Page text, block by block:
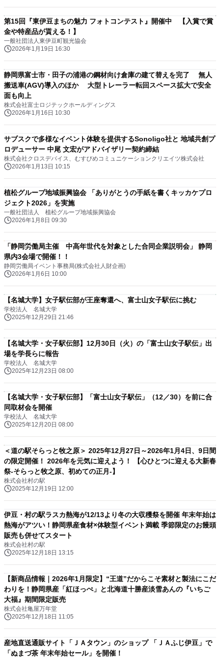
第15回『東伊豆まちの魅力 フォトコンテスト』開催中 【入賞で賞
金や特産品が貰える！】
一般社団法人東伊豆町観光協会
2026年1月19日 16:30
静岡県富士市・田子の浦港の鋼材向け倉庫の建て替えを完了 無人
搬送車(AGV)導入のほか 大型トレーラー転回スペース拡大で安全
面も向上
株式会社富士ロジテックホールディングス
2026年1月16日 10:30
サブスクで多様なイベント体験を提供するSonoligo社と 地域共創プ
ロデューサー 中尾 文宏がアドバイザリー契約締結
株式会社クロスデバイス、むすびめコミュニケーションクリエイツ株式会社
2026年1月13日 10:15
植松グループ地域振興協会 「ありがとうの手紙を書くキッカケプロ
ジェクト2026」を実施
一般社団法人 植松グループ地域振興協会
2026年1月8日 09:30
「静岡労働局主催 中高年世代を対象とした合同企業説明会」 静岡
県内3会場で開催！！
静岡労働局イベント事務局(株式会社人財企画)
2026年1月6日 10:00
【名城大学】女子駅伝部が王座奪還へ、富士山女子駅伝に挑む
学校法人 名城大学
2025年12月29日 21:46
【名城大学・女子駅伝部】12月30日（火）の「富士山女子駅伝」出
場を学長らに報告
学校法人 名城大学
2025年12月23日 08:00
【名城大学・女子駅伝部】「富士山女子駅伝」（12／30）を前に合
同取材会を開催
学校法人 名城大学
2025年12月20日 08:00
＜道の駅そらっと牧之原＞ 2025年12月27日～2026年1月4日、9日間
の限定開催！ 2026年を元気に迎えよう！ 【心ひとつに迎える大新春
祭-そらっと牧之原、初めての正月-】
株式会社村の駅
2025年12月19日 12:00
伊豆・村の駅ラスカ熱海が12/13より冬の大収穫祭を開催 年末年始は
熱海がアツい！静岡県産食材×体験型イベント満載 季節限定のお饅頭
販売も併せてスタート
株式会社村の駅
2025年12月18日 13:15
【新商品情報｜2026年1月限定】“王道”だからこそ素材と製法にこだ
わりを！静岡県産「紅ほっぺ」と北海道十勝産淡雪あんの『いちご
大福』期間限定販売
株式会社亀屋万年堂
2025年12月18日 11:05
産地直送通販サイト「ＪＡタウン」のショップ 「ＪＡふじ伊豆」で
「ぬまづ茶 年末年始セール」を開催！